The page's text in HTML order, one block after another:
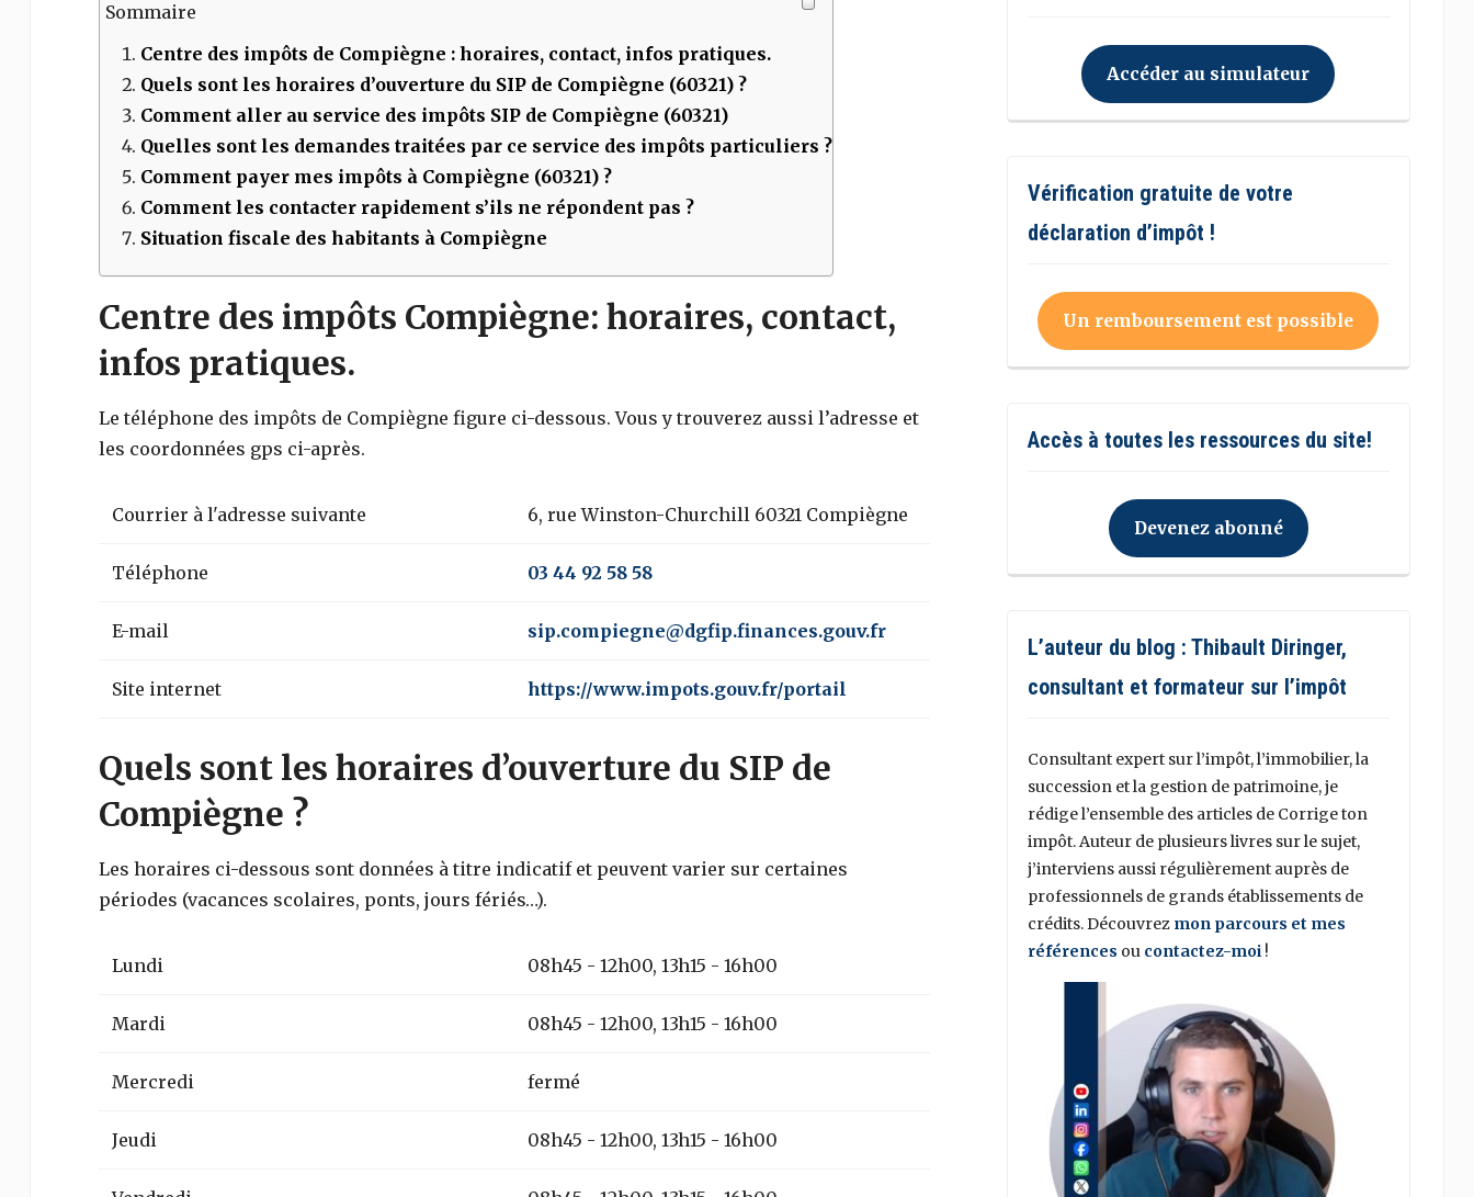
Sommaire
Centre des impôts de Compiègne : horaires, contact, infos pratiques.
Quels sont les horaires d’ouverture du SIP de Compiègne (60321)?
Comment aller au service des impôts SIP de Compiègne (60321)
Quelles sont les demandes traitées par ce service des impôts particuliers ?
Comment payer mes impôts à Compiègne (60321)?
Comment les contacter rapidement s’ils ne répondent pas ?
Situation fiscale des habitants à Compiègne
Centre des impôts Compiègne: horaires, contact,
infos pratiques.
Le téléphone des impôts de Compiègne figure ci-dessous. Vous y trouverez aussi l’adresse et
les coordonnées gps ci-après.
Courrier à l'adresse suivante 6, rue Winston-Churchill 60321 Compiègne
Téléphone 03 44 92 58 58
E-mail sip.compiegne@dgfip.finances.gouv.fr
Site internet https://www.impots.gouv.fr/portail
Quels sont les horaires d’ouverture du SIP de
Compiègne ?
Les horaires ci-dessous sont données à titre indicatif et peuvent varier sur certaines
périodes (vacances scolaires, ponts, jours fériés…).
Lundi 08h45 - 12h00, 13h15 - 16h00
Mardi 08h45 - 12h00, 13h15 - 16h00
Mercredi fermé
Jeudi 08h45 - 12h00, 13h15 - 16h00
Accéder au simulateur
Vérification gratuite de votre
déclaration d’impôt !
Un remboursement est possible
Accès à toutes les ressources du site!
Devenez abonné
L’auteur du blog : Thibault Diringer,
consultant et formateur sur l’impôt
Consultant expert sur l’impôt, l’immobilier, la
succession et la gestion de patrimoine, je
rédige l’ensemble des articles de Corrige ton
impôt. Auteur de plusieurs livres sur le sujet,
j’interviens aussi régulièrement auprès de
professionnels de grands établissements de
crédits. Découvrez mon parcours et mes
références ou contactez-moi!